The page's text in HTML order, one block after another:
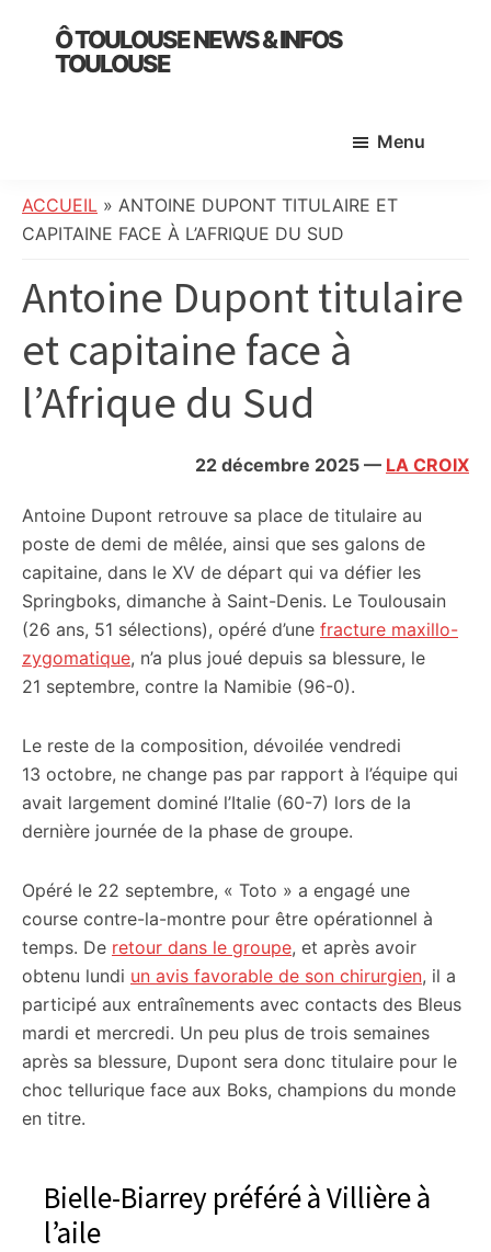
primary
Ô TOULOUSE NEWS & INFOS
TOULOUSE
:
info
société,
culture,
politique,
faits
citoyennes
Menu
ACCUEIL » ANTOINE DUPONT TITULAIRE ET
CAPITAINE FACE À L’AFRIQUE DU SUD
Antoine Dupont titulaire
et capitaine face à
l’Afrique du Sud
22 décembre 2025 — LA CROIX
Antoine Dupont retrouve sa place de titulaire au
poste de demi de mêlée, ainsi que ses galons de
capitaine, dans le XV de départ qui va défier les
Springboks, dimanche à Saint-Denis. Le Toulousain
(26 ans, 51 sélections), opéré d’une fracture maxillo-
zygomatique, n’a plus joué depuis sa blessure, le
21 septembre, contre la Namibie (96-0).
Le reste de la composition, dévoilée vendredi
13 octobre, ne change pas par rapport à l’équipe qui
avait largement dominé l’Italie (60-7) lors de la
dernière journée de la phase de groupe.
Opéré le 22 septembre, « Toto » a engagé une
course contre-la-montre pour être opérationnel à
temps. De retour dans le groupe, et après avoir
obtenu lundi un avis favorable de son chirurgien, il a
participé aux entraînements avec contacts des Bleus
mardi et mercredi. Un peu plus de trois semaines
après sa blessure, Dupont sera donc titulaire pour le
choc tellurique face aux Boks, champions du monde
en titre.
Bielle-Biarrey préféré à Villière à
l’aile